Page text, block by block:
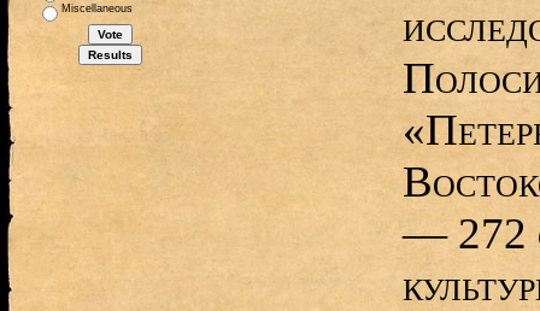
Miscellaneous
— 272